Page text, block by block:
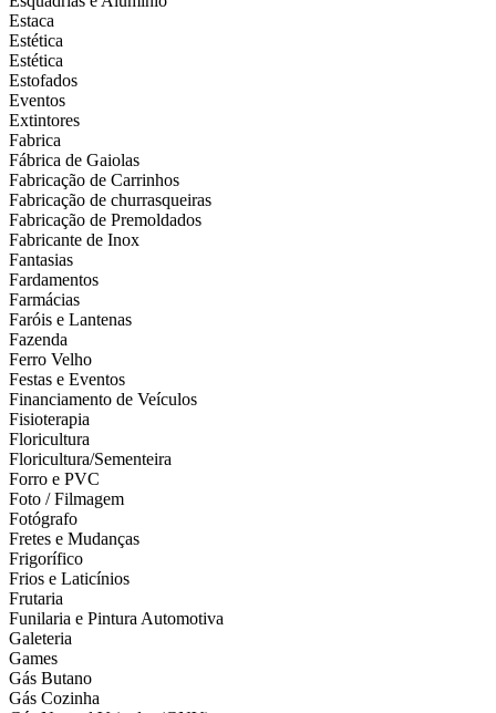
Estaca
Estética
Estética
Estofados
Eventos
Extintores
Fabrica
Fábrica de Gaiolas
Fabricação de Carrinhos
Fabricação de churrasqueiras
Fabricação de Premoldados
Fabricante de Inox
Fantasias
Fardamentos
Farmácias
Faróis e Lantenas
Fazenda
Ferro Velho
Festas e Eventos
Financiamento de Veículos
Fisioterapia
Floricultura
Floricultura/Sementeira
Forro e PVC
Foto / Filmagem
Fotógrafo
Fretes e Mudanças
Frigorífico
Frios e Laticínios
Frutaria
Funilaria e Pintura Automotiva
Galeteria
Games
Gás Butano
Gás Cozinha